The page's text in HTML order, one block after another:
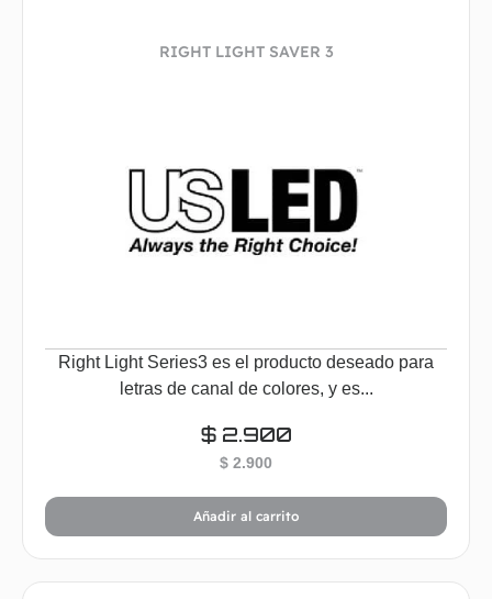
RIGHT LIGHT SAVER 3
Right Light Series3 es el producto deseado para
letras de canal de colores, y es...
$2.900
$ 2.900
Añadir al carrito